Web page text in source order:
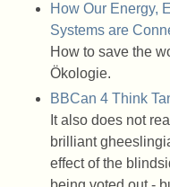
How Our Energy,
Systems are
How to save the
Ökologie.
BBCan 4 Think
It also does not
brilliant
effect of the